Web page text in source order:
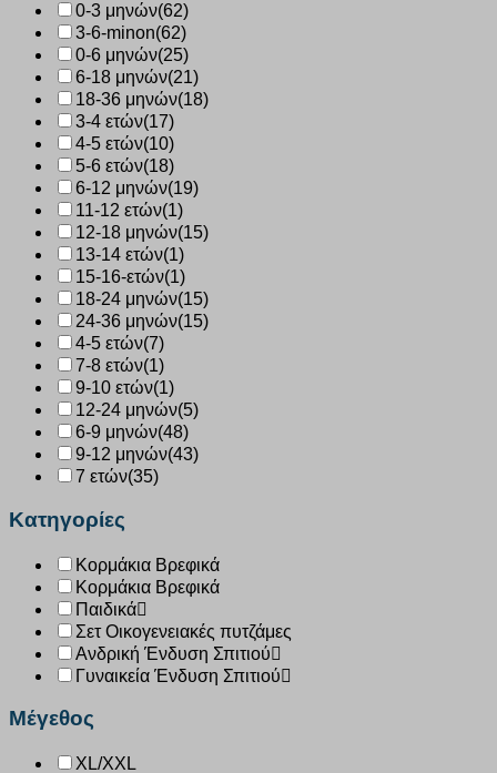
0-3 μηνών(62)
3-6-minon(62)
0-6 μηνών(25)
6-18 μηνών(21)
18-36 μηνών(18)
3-4 ετών(17)
4-5 ετών(10)
5-6 ετών(18)
6-12 μηνών(19)
11-12 ετών(1)
12-18 μηνών(15)
13-14 ετών(1)
15-16-ετών(1)
18-24 μηνών(15)
24-36 μηνών(15)
4-5 ετών(7)
7-8 ετών(1)
9-10 ετών(1)
12-24 μηνών(5)
6-9 μηνών(48)
9-12 μηνών(43)
7 ετών(35)
Κατηγορίες
Κορμάκια Βρεφικά
Κορμάκια Βρεφικά
Παιδικά
Σετ Οικογενειακές πυτζάμες
Ανδρική Ένδυση Σπιτιού
Γυναικεία Ένδυση Σπιτιού
Μέγεθος
XL/XXL